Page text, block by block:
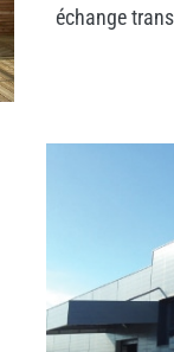
échange